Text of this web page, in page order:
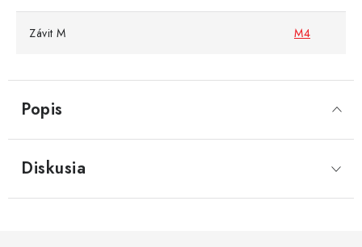
Popis
Závit M M4
Diskusia